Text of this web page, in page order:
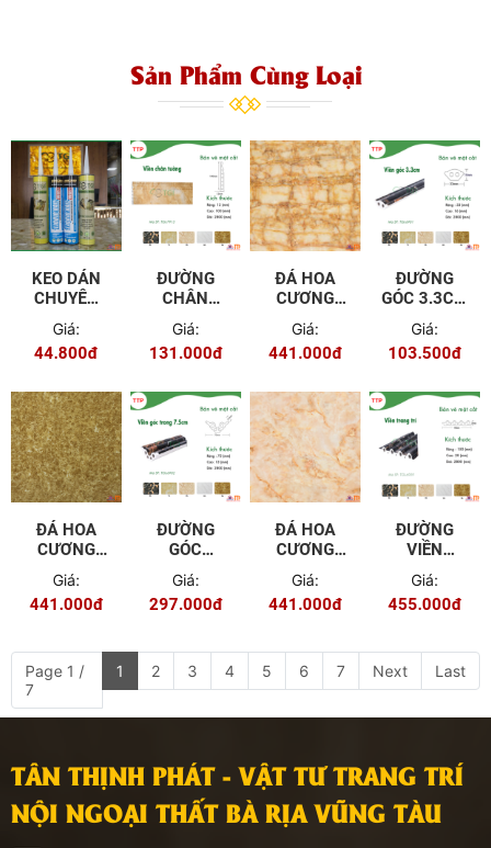
Sản Phẩm Cùng Loại
KEO DÁN
CHUYÊN
Giá:
44.800đ
ĐƯỜNG
CHÂN
CM TGL -
7915
Giá:
131.000đ
ĐÁ HOA
CƯƠNG
9601
Giá:
441.000đ
ĐƯỜNG
GÓC 3.3CM
Giá:
103.500đ
ĐÁ HOA
CƯƠNG
PVC TGP -
9602
Giá:
441.000đ
ĐƯỜNG
GÓC
TRONG
7.5CM TGL
- 6902
Giá:
297.000đ
ĐÁ HOA
CƯƠNG
PVC TGP -
9605
Giá:
441.000đ
ĐƯỜNG
VIỀN
TRANG TRÍ
15CM TGL
- 6909
Giá:
455.000đ
Page 1 /
7
1 2 3 4 5 6 7 Next Last
TÂN THỊNH PHÁT - VẬT TƯ TRANG TRÍ
NỘI NGOẠI THẤT BÀ RỊA VŨNG TÀU